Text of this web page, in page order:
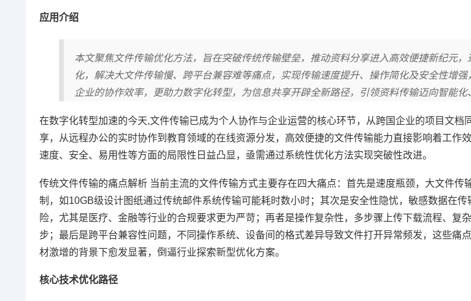
应用介绍
本文聚焦文件传输优化方法，旨在突破传统传输壁垒，推动资料分享进入高效便捷新纪元
化，解决大文件传输慢、跨平台兼容难等痛点，实现传输速度提升、操作简化及安全性增
企业的协作效率，更助力数字化转型，为信息共享开辟全新路径，引领资料传输迈向智能化
在数字化转型加速的今天,文件传输已成为个人协作与企业运营的核心环节，从跨国企业的项目文档
享，从远程办公的实时协作到教育领域的在线资源分发，高效便捷的文件传输能力直接影响着工作
速度、安全、易用性等方面的局限性日益凸显，亟需通过系统性优化方法实现突破性改进。
传统文件传输的痛点解析 当前主流的文件传输方式主要存在四大痛点：首先是速度瓶颈，大文件传
制，如10GB级设计图纸通过传统邮件系统传输可能耗时数小时；其次是安全性隐忧，敏感数据在
险，尤其是医疗、金融等行业的合规要求更为严苛；再者是操作复杂性，多步骤上传下载流程、复
步；最后是跨平台兼容性问题，不同操作系统、设备间的格式差异导致文件打开异常频发，这些痛
材激增的背景下愈发显著，倒逼行业探索新型优化方案。
核心技术优化路径